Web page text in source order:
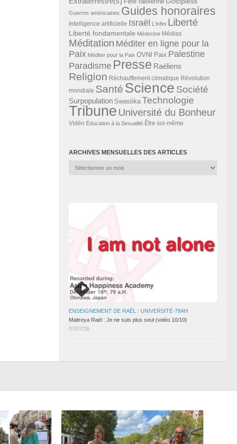
Fête raélienne
Guerres américaines Guides honoraires
Intelligence artificielle Israël L'infini Liberté
Liberté fondamentale Médecine Médias
Méditation Méditer en ligne pour la
Paix Méditer pour la Paix OVNI Paix Palestine
Paradisme Presse Raéliens
Religion Réchauffement climatique Révolution
mondiale Santé Science Société
Surpopulation Swastika Technologie
Tribune Université du Bonheur
Vidéo Éducation à la Sexualité Être soi-même
ARCHIVES MENSUELLES DES ARTICLES
Archives
ENSEIGNEMENT DE RAËL / UNIVERSITÉ-79AH
Maitreya Raël : Je ne suis plus seul (vidéo 10/10)
07/07/26